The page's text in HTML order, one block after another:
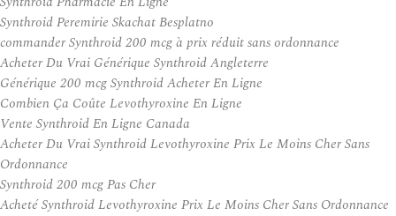
Synthroid Peremirie Skachat Besplatno
commander Synthroid 200 mcg à prix réduit sans ordonnance
Acheter Du Vrai Générique Synthroid Angleterre
Générique 200 mcg Synthroid Acheter En Ligne
Combien Ça Coûte Levothyroxine En Ligne
Vente Synthroid En Ligne Canada
Acheter Du Vrai Synthroid Levothyroxine Prix Le Moins Cher Sans
Ordonnance
Synthroid 200 mcg Pas Cher
Acheté Synthroid Levothyroxine Prix Le Moins Cher Sans Ordonnance